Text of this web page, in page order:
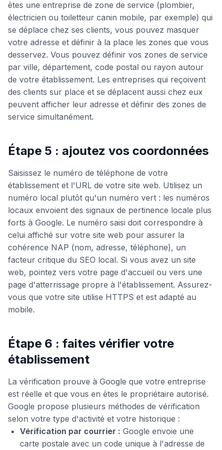
êtes une entreprise de zone de service (plombier,
électricien ou toiletteur canin mobile, par exemple) qui
se déplace chez ses clients, vous pouvez masquer
votre adresse et définir à la place les zones que vous
desservez. Vous pouvez définir vos zones de service
par ville, département, code postal ou rayon autour
de votre établissement. Les entreprises qui reçoivent
des clients sur place et se déplacent aussi chez eux
peuvent afficher leur adresse et définir des zones de
service simultanément.
Étape 5 : ajoutez vos coordonnées
Saisissez le numéro de téléphone de votre
établissement et l'URL de votre site web. Utilisez un
numéro local plutôt qu'un numéro vert : les numéros
locaux envoient des signaux de pertinence locale plus
forts à Google. Le numéro saisi doit correspondre à
celui affiché sur votre site web pour assurer la
cohérence NAP (nom, adresse, téléphone), un
facteur critique du SEO local. Si vous avez un site
web, pointez vers votre page d'accueil ou vers une
page d'atterrissage propre à l'établissement. Assurez-
vous que votre site utilise HTTPS et est adapté au
mobile.
Étape 6 : faites vérifier votre
établissement
La vérification prouve à Google que votre entreprise
est réelle et que vous en êtes le propriétaire autorisé.
Google propose plusieurs méthodes de vérification
selon votre type d'activité et votre historique :
Vérification par courrier : Google envoie une
carte postale avec un code unique à l'adresse de